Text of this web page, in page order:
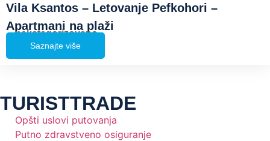
Vila Ksantos – Letovanje Pefkohori –
Apartmani na plaži
nekategorizovano
Saznajte više
TURISTTRADE
Opšti uslovi putovanja
Putno zdravstveno osiguranje